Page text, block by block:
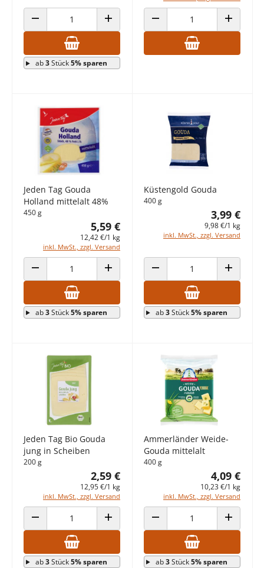
ANZAHL VERRINGERN ANZAHL ERHÖHEN
ab3Stück5% sparen
ANZAHL VERRINGERN ANZAHL
Jeden Tag Gouda
Holland mittelalt 48%
450 g
5,59 €
12,42 €/1 kg
inkl. MwSt., zzgl. Versand
ANZAHL VERRINGERN ANZAHL ERHÖHEN
ab3Stück5% sparen
Küstengold Gouda
400 g
3,99 €
9,98 €/1 kg
inkl. MwSt., zzgl. Versand
ANZAHL VERRINGERN ANZAHL
ab3Stück5% sparen
Jeden Tag Bio Gouda
jung in Scheiben
200 g
2,59 €
12,95 €/1 kg
inkl. MwSt., zzgl. Versand
ANZAHL VERRINGERN ANZAHL ERHÖHEN
ab3Stück5% sparen
Ammerländer Weide-
Gouda mittelalt
400 g
4,09 €
10,23 €/1 kg
inkl. MwSt., zzgl. Versand
ANZAHL VERRINGERN ANZAHL
ab3Stück5% sparen